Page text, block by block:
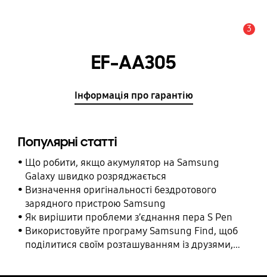
3
EF-AA305
Інформація про гарантію
Популярні статті
Що робити, якщо акумулятор на Samsung
Galaxy швидко розряджається
Визначення оригінальності бездротового
зарядного пристрою Samsung
Як вирішити проблеми з’єднання пера S Pen
Використовуйте програму Samsung Find, щоб
поділитися своїм розташуванням із друзями,